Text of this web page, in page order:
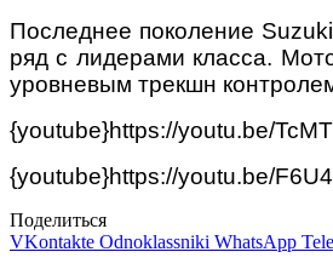
Последнее поколение
ряд с лидерами класса.
уровневым трекшн
{youtube}https://youtu.be/
{youtube}https://youtu.be/
Поделиться
VKontakte Odnoklassniki WhatsApp